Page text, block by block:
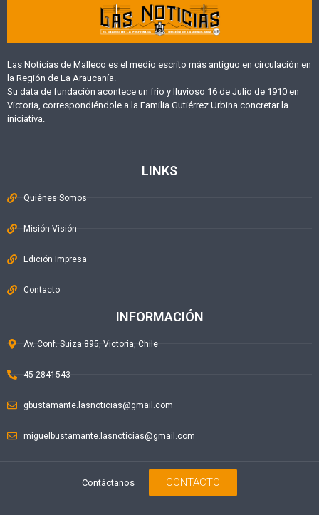
Las Noticias de Malleco es el medio escrito más antiguo en circulación en
la Región de La Araucanía.
Su data de fundación acontece un frío y lluvioso 16 de Julio de 1910 en
Victoria, correspondiéndole a la Familia Gutiérrez Urbina concretar la
iniciativa.
LINKS
Quiénes Somos
Misión Visión
Edición Impresa
Contacto
INFORMACIÓN
Av. Conf. Suiza 895, Victoria, Chile
45 2841543
gbustamante.lasnoticias@gmail.com
miguelbustamante.lasnoticias@gmail.com
Contáctanos CONTACTO